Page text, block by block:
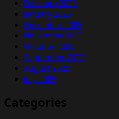
February 2026
January 2026
December 2025
November 2025
October 2025
September 2025
August 2025
July 2025
Categories